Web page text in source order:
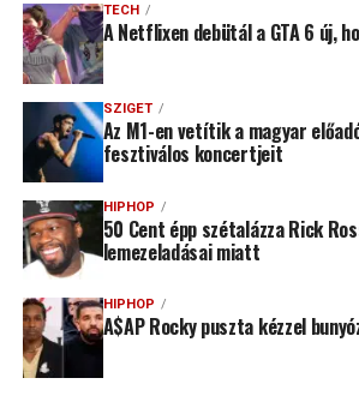
TECH
A Netflixen debütál a GTA 6 új,
SZIGET
Az M1-en vetítik a magyar
fesztiválos koncertjeit
HIPHOP
50 Cent épp szétalázza Rick
lemezeladásai miatt
HIPHOP
A$AP Rocky puszta kézzel